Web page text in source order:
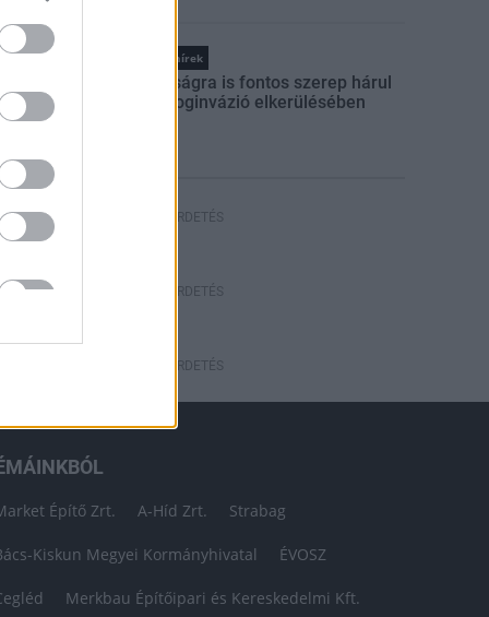
Országos hírek
A lakosságra is fontos szerep hárul
a szúnyoginvázió elkerülésében
HIRDETÉS
HIRDETÉS
HIRDETÉS
Építő Zrt. A-Híd Zrt. Strabag
Kiskun Megyei Kormányhivatal ÉVOSZ
Merkbau Építőipari és Kereskedelmi Kft.